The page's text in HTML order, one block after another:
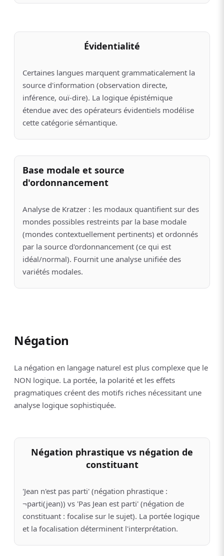
Évidentialité
Certaines langues marquent grammaticalement la
source d'information (observation directe,
inférence, ouï-dire). La logique épistémique
étendue avec des opérateurs évidentiels modélise
cette catégorie sémantique.
Base modale et source
d'ordonnancement
Analyse de Kratzer : les modaux quantifient sur des
mondes possibles restreints par la base modale
(mondes contextuellement pertinents) et ordonnés
par la source d'ordonnancement (ce qui est
idéal/normal). Fournit une analyse unifiée des
variétés modales.
Négation
La négation en langage naturel est plus complexe que le
NON logique. La portée, la polarité et les effets
pragmatiques créent des motifs riches nécessitant une
analyse logique sophistiquée.
Négation phrastique vs négation de
constituant
'Jean n'est pas parti' (négation phrastique :
¬parti(jean)) vs 'Pas Jean est parti' (négation de
constituant : focalise sur le sujet). La portée logique
et la focalisation déterminent l'interprétation.